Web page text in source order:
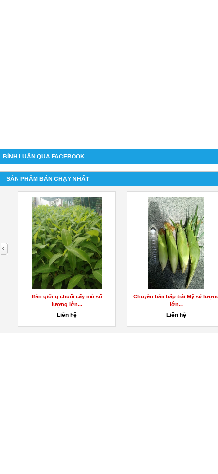
BÌNH LUẬN QUA FACEBOOK
SẢN PHẨM BÁN CHẠY NHẤT
Bán giống chuối cấy mô số
lượng lớn...
Liên hệ
Chuyên bán bắp trái Mỹ số
lớn...
Liên hệ
next